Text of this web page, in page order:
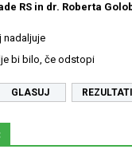
RS in dr. Roberta
nadaljuje
bi bilo, če odstopi
REZULTATI